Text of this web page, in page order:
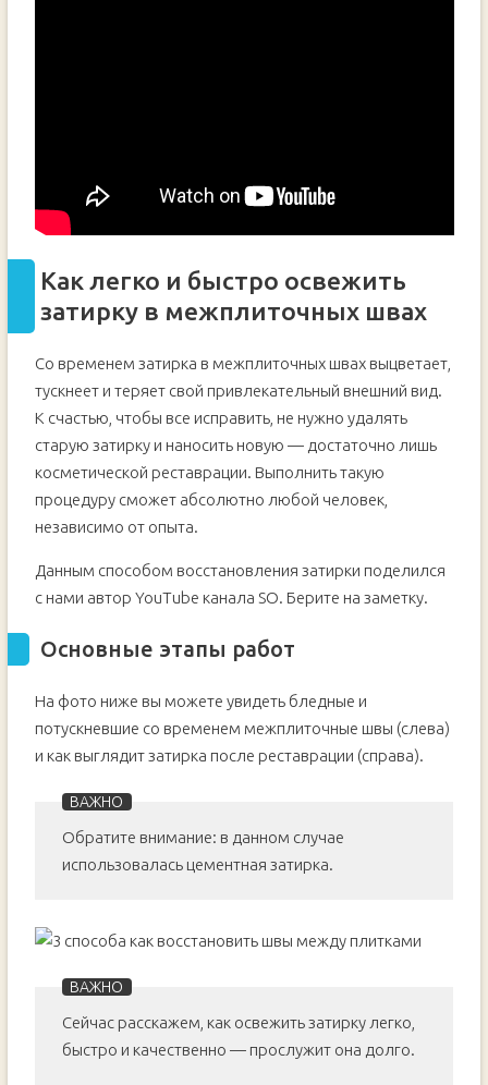
Как легко и быстро освежить
затирку в межплиточных швах
Со временем затирка в межплиточных швах выцветает,
тускнеет и теряет свой привлекательный внешний вид.
К счастью, чтобы все исправить, не нужно удалять
старую затирку и наносить новую — достаточно лишь
косметической реставрации. Выполнить такую
процедуру сможет абсолютно любой человек,
независимо от опыта.
Данным способом восстановления затирки поделился
с нами автор YouTube канала SO. Берите на заметку.
Основные этапы работ
На фото ниже вы можете увидеть бледные и
потускневшие со временем межплиточные швы (слева)
и как выглядит затирка после реставрации (справа).
Обратите внимание: в данном случае
использовалась цементная затирка.
Сейчас расскажем, как освежить затирку легко,
быстро и качественно — прослужит она долго.